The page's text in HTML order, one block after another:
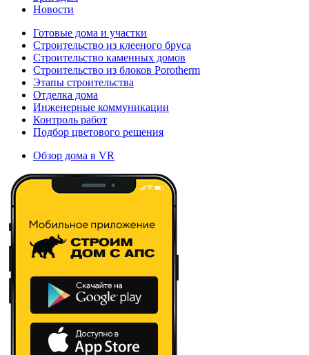
Новости
Готовые дома и участки
Строительство из клееного бруса
Строительство каменных домов
Строительство из блоков Porotherm
Этапы строительства
Отделка дома
Инженерные коммуникации
Контроль работ
Подбор цветового решения
Обзор дома в VR